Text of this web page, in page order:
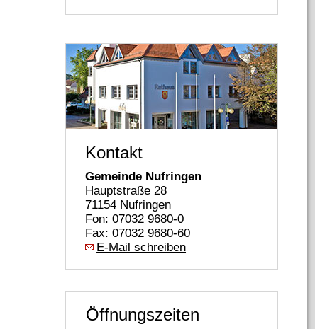
Kontakt
Gemeinde Nufringen
Hauptstraße 28
71154 Nufringen
Fon: 07032 9680-0
Fax: 07032 9680-60
E-Mail schreiben
Öffnungszeiten